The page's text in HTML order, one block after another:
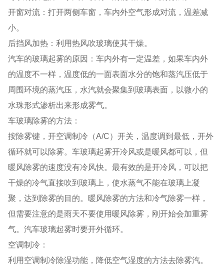
开窗对流：打开两侧车窗，车内外空气形成对流，温差减
小。
后挡风加热：利用热风吹玻璃使其干燥。
汽车的玻璃起雾的原因：车内外有一定温差，如果车内外
的温度不一样，温度低的一面表面水分的饱和蒸汽压低于
周围环境的蒸汽压，水汽就会聚集到玻璃表面，以微小的
水珠形式渗析出来形成雾气。
车玻璃除雾的方法：
按除雾键，开空调制冷（A/C）开关，温度调到最低，开外
循环就可以除雾。车玻璃起雾开冷风或是暖风都可以，但
暖风除雾的速度没有冷风快。最有效的是开冷风，可以把
干燥的冷气直接吹到玻璃上，使水蒸气不能在玻璃上凝
聚，达到除雾的目的。暖风除雾的方法和冷气除雾一样，
但需要注意的是雨天不要使用暖风除雾，刚开始会加重雾
气。汽车玻璃起雾时要开外循环。
空调制冷：
利用空调制冷除湿功能，降低空气湿度的方法去除雾汽。